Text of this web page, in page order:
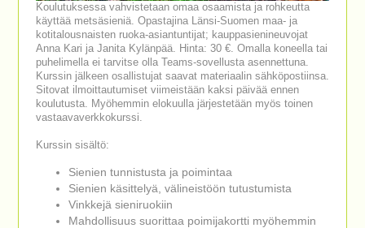
Koulutuksessa vahvistetaan omaa osaamista ja rohkeutta
käyttää metsäsieniä. Opastajina Länsi-Suomen maa- ja
kotitalousnaisten ruoka-asiantuntijat; kauppasienineuvojat
Anna Kari ja Janita Kylänpää. Hinta: 30 €. Omalla koneella tai
puhelimella ei tarvitse olla Teams-sovellusta asennettuna.
Kurssin jälkeen osallistujat saavat materiaalin sähköpostiinsa.
Sitovat ilmoittautumiset viimeistään kaksi päivää ennen
koulutusta. Myöhemmin elokuulla järjestetään myös toinen
vastaavaverkkokurssi.
Kurssin sisältö:
Sienien tunnistusta ja poimintaa
Sienien käsittelyä, välineistöön tutustumista
Vinkkejä sieniruokiin
Mahdollisuus suorittaa poimijakortti myöhemmin